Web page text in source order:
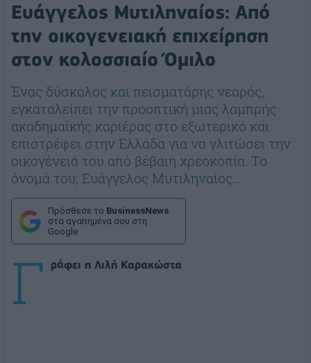
Ευάγγελος Μυτιληναίος: Από
την οικογενειακή επιχείρηση
στον κολοσσιαίο Όμιλο
Ένας δύσκολος και πεισματάρης νεαρός,
εγκαταλείπει την προοπτική μιας λαμπρής
ακαδημαϊκής καριέρας στο εξωτερικό και
επιστρέφει στην Ελλάδα για να γλιτώσει την
οικογένειά του από βέβαιη χρεοκοπία. Το
όνομά του; Ευάγγελος Μυτιληναίος…
Πρόσθεσε το BusinessNews
στα αγαπημένα σου στη
Google
Γ ράφει η Λιλή Καρακώστα